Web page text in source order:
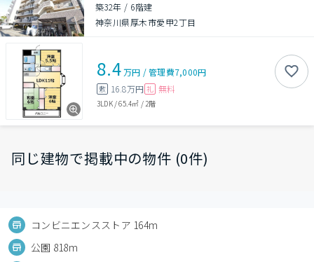
築32年 / 6階建
神奈川県厚木市愛甲2丁目
8.4万円 /管理費7,000円
敷 16.8万円 礼 無料
3LDK/65.4㎡ / 2階
同じ建物で掲載中の物件 (0件)
コンビニエンスストア 164m
公園 818m